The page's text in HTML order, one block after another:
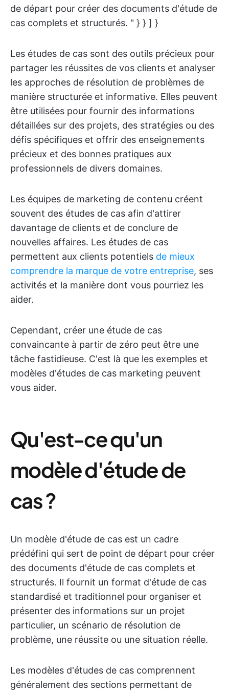
de départ pour créer des documents d'étude de
cas complets et structurés. " } } ] }
Les études de cas sont des outils précieux pour
partager les réussites de vos clients et analyser
les approches de résolution de problèmes de
manière structurée et informative. Elles peuvent
être utilisées pour fournir des informations
détaillées sur des projets, des stratégies ou des
défis spécifiques et offrir des enseignements
précieux et des bonnes pratiques aux
professionnels de divers domaines.
Les équipes de marketing de contenu créent
souvent des études de cas afin d'attirer
davantage de clients et de conclure de
nouvelles affaires. Les études de cas
permettent aux clients potentiels de mieux
comprendre la marque de votre entreprise, ses
activités et la manière dont vous pourriez les
aider.
Cependant, créer une étude de cas
convaincante à partir de zéro peut être une
tâche fastidieuse. C'est là que les exemples et
modèles d'études de cas marketing peuvent
vous aider.
Qu'est-ce qu'un
modèle d'étude de
cas ?
Un modèle d'étude de cas est un cadre
prédéfini qui sert de point de départ pour créer
des documents d'étude de cas complets et
structurés. Il fournit un format d'étude de cas
standardisé et traditionnel pour organiser et
présenter des informations sur un projet
particulier, un scénario de résolution de
problème, une réussite ou une situation réelle.
Les modèles d'études de cas comprennent
généralement des sections permettant de